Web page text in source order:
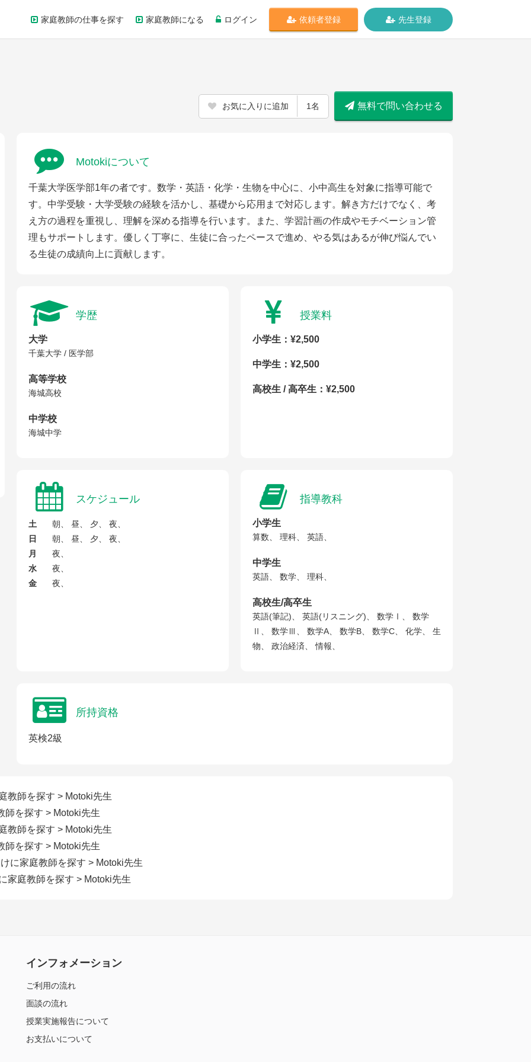
家庭教師の仕事を探す 家庭教師になる ログイン 依頼者登録 先生登録
お気に入りに追加 1名 無料で問い合わせる
Motokiについて
千葉大学医学部1年の者です。数学・英語・化学・生物を中心に、小中高生を対象に指導可能で
す。中学受験・大学受験の経験を活かし、基礎から応用まで対応します。解き方だけでなく、考
え方の過程を重視し、理解を深める指導を行います。また、学習計画の作成やモチベーション管
理もサポートします。優しく丁寧に、生徒に合ったペースで進め、やる気はあるが伸び悩んでい
る生徒の成績向上に貢献します。
学歴
大学
千葉大学 / 医学部
高等学校
海城高校
中学校
海城中学
授業料
小学生：¥2,500
中学生：¥2,500
高校生 / 高卒生：¥2,500
スケジュール
土
朝、 昼、 夕、 夜、
日
朝、 昼、 夕、 夜、
月
夜、
水
夜、
金
夜、
指導教科
小学生
算数、 理科、 英語、
中学生
英語、 数学、 理科、
高校生/高卒生
英語(筆記)、 英語(リスニング)、 数学Ⅰ、 数学
Ⅱ、 数学Ⅲ、 数学A、 数学B、 数学C、 化学、 生
物、 政治経済、 情報、
所持資格
英検2級
教師を探す > Motoki先生
師を探す > Motoki先生
教師を探す > Motoki先生
師を探す > Motoki先生
に家庭教師を探す > Motoki先生
家庭教師を探す > Motoki先生
インフォメーション
ご利用の流れ
面談の流れ
授業実施報告について
お支払いについて